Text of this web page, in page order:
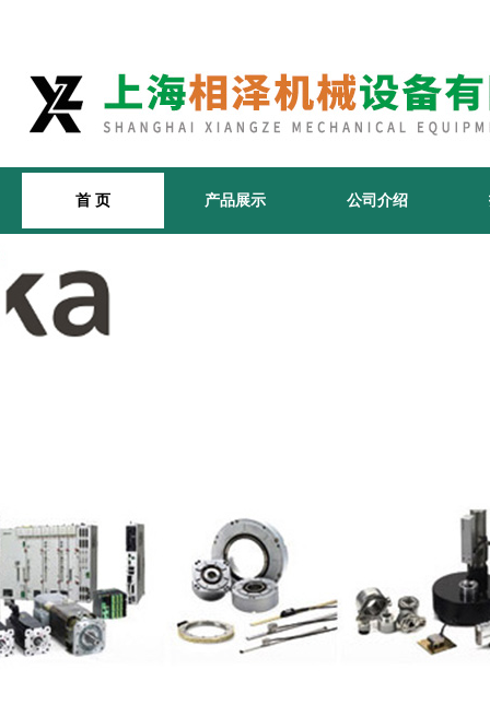
首 页 产品展示 公司介绍